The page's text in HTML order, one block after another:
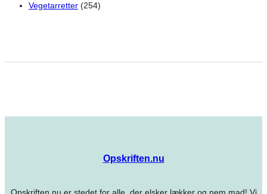
Vegetarretter (254)
Opskriften.nu